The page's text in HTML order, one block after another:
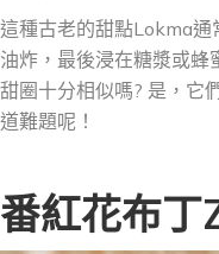
這種古老的甜點Lokma通
油炸，最後浸在糖漿或
甜圈十分相似嗎? 是，它
道難題呢！
番紅花布丁